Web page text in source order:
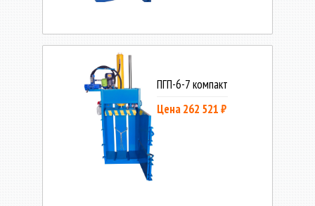
ПГП-6-7 компакт
Цена 262 521 ₽